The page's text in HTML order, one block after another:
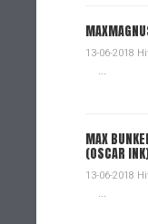
13-06-2018
...
MAX
(OSCAR
13-06-2018
...